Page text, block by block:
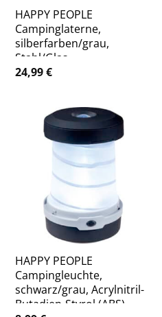
HAPPY PEOPLE
Campinglaterne,
silberfarben/grau,
Stahl/Glas
24,99€
HAPPY PEOPLE
Campingleuchte,
schwarz/grau, Acrylnitril-
Butadien-Styrol (ABS)